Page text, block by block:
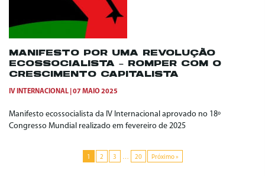
MANIFESTO POR UMA REVOLUÇÃO
ECOSSOCIALISTA – ROMPER COM O
CRESCIMENTO CAPITALISTA
IV INTERNACIONAL 07 MAIO 2025
Manifesto ecossocialista da IV Internacional aprovado no 18º
Congresso Mundial realizado em fevereiro de 2025
1 2 3 … 20 Próximo »